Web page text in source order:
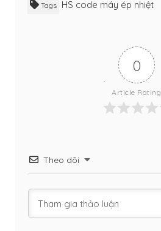
Tags HS code máy ép nhiệt
0
Article Rating
Theo dõi